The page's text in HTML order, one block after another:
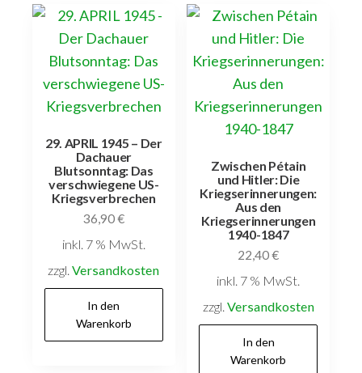
29. APRIL 1945 – Der
Dachauer
Blutsonntag: Das
verschwiegene US-
Kriegsverbrechen
36,90€
inkl. 7 % MwSt.
zzgl.Versandkosten
In den
Warenkorb
Zwischen Pétain
und Hitler: Die
Kriegserinnerungen:
Aus den
Kriegserinnerungen
1940-1847
22,40€
inkl. 7 % MwSt.
zzgl. Versandkosten
In den
Warenkorb